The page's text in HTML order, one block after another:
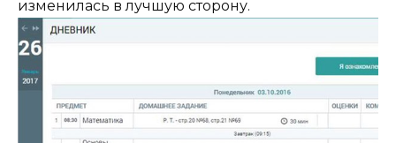
изменилась в лучшую сторону.